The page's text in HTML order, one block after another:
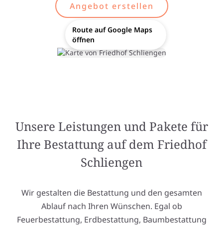
Angebot erstellen
Route auf Google Maps
öffnen
Unsere Leistungen und Pakete für
Ihre Bestattung auf dem Friedhof
Schliengen
Wir gestalten die Bestattung und den gesamten
Ablauf nach Ihren Wünschen. Egal ob
Feuerbestattung, Erdbestattung, Baumbestattung